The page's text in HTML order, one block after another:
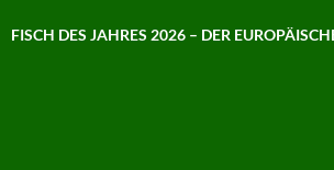
FISCH DES JAHRES 2026 – DER